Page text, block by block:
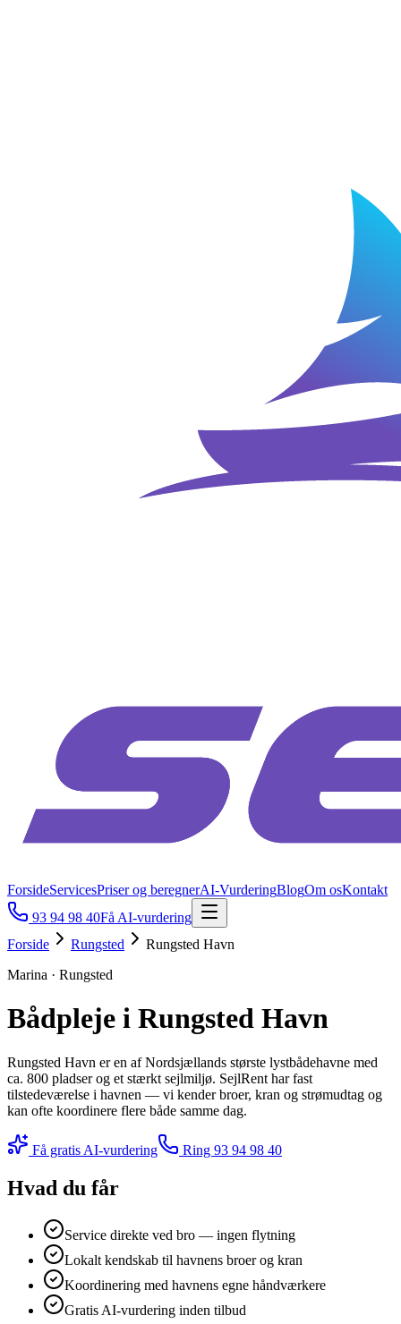
ForsideServicesPriser og beregnerAI-VurderingBlogOm osKontakt
93 94 98 40Få AI-vurdering
Forside
Rungsted
Rungsted Havn
Marina · Rungsted
Bådpleje i Rungsted Havn
Rungsted Havn er en af Nordsjællands største lystbådehavne med
ca. 800 pladser og et stærkt sejlmiljø. SejlRent har fast
tilstedeværelse i havnen — vi kender broer, kran og strømudtag og
kan ofte koordinere flere både samme dag.
Få gratis AI-vurdering Ring 93 94 98 40
Hvad du får
Service direkte ved bro — ingen flytning
Lokalt kendskab til havnens broer og kran
Koordinering med havnens egne håndværkere
Gratis AI-vurdering inden tilbud